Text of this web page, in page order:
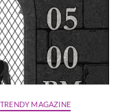
TRENDY MAGAZINE